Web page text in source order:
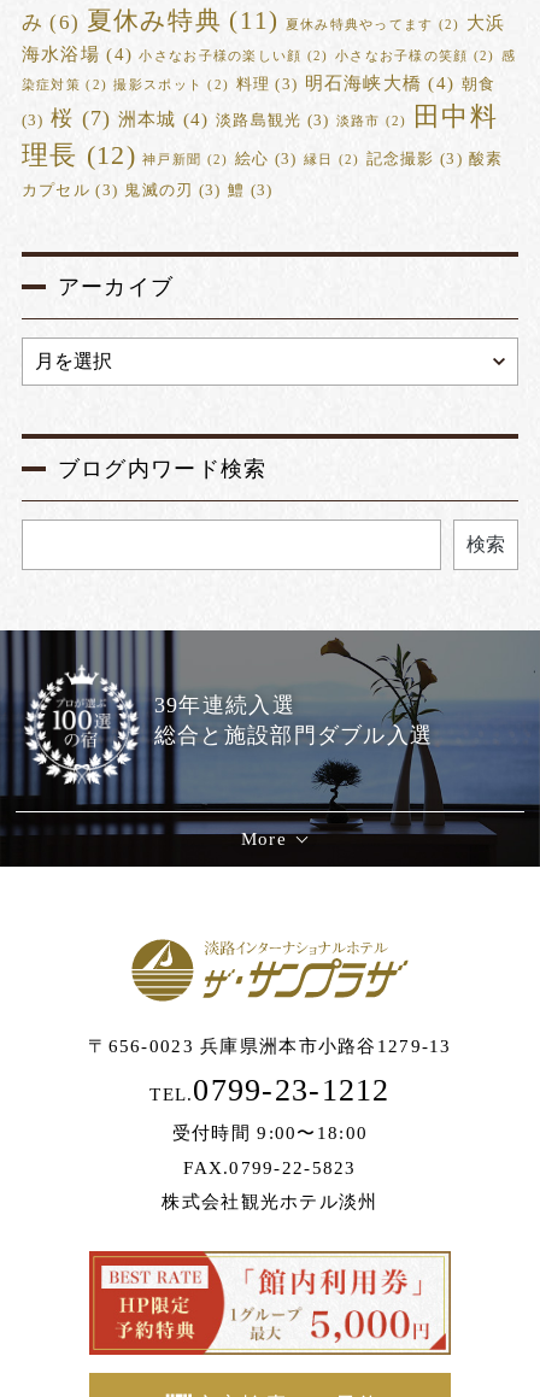
み (6) 夏休み特典 (11) 夏休み特典やってます (2)
大浜
海水浴場 (4) 小さなお子様の楽しい顔 (2) 小さなお子様の笑顔 (2) 感
染症対策 (2) 撮影スポット (2) 料理 (3) 明石海峡大橋 (4) 朝食
(3) 桜 (7) 洲本城 (4) 淡路島観光 (3) 淡路市 (2)
田中料
理長 (12) 神戸新聞 (2) 絵心 (3) 縁日 (2) 記念撮影 (3) 酸素
カプセル (3) 鬼滅の刃 (3) 鱧 (3)
アーカイブ
ブログ内ワード検索
検索
39年連続入選
総合と施設部門ダブル入選
More
〒656-0023 兵庫県洲本市小路谷1279-13
TEL.0799-23-1212
受付時間 9:00〜18:00
FAX.0799-22-5823
株式会社観光ホテル淡州